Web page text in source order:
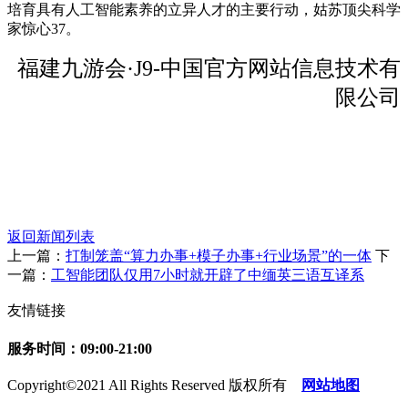
培育具有人工智能素养的立异人才的主要行动，姑苏顶尖科学
家惊心37。
福建九游会·J9-中国官方网站信息技术有
限公司
返回新闻列表
上一篇： 打制笼盖“算力办事+模子办事+行业场景”的一体 下
一篇： 工智能团队仅用7小时就开辟了中缅英三语互译系
友情链接
服务时间：09:00-21:00
Copyright©2021 All Rights Reserved 版权所有 网站地图